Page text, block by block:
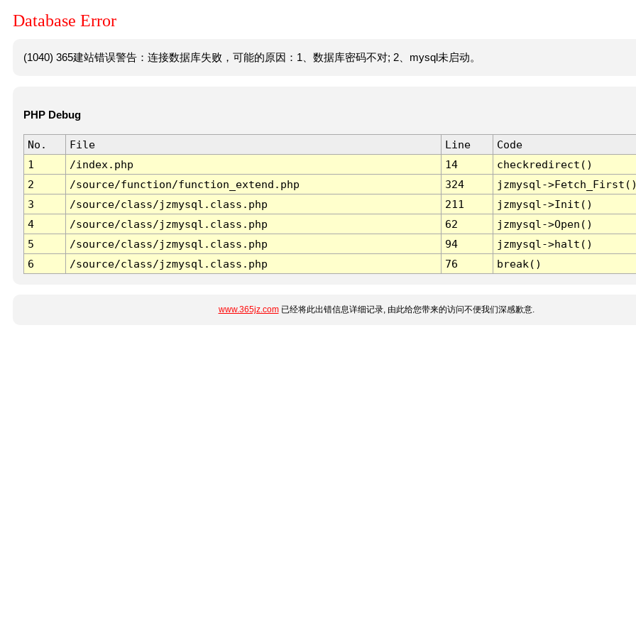
Database Error
(1040) 365建站错误警告：连接数据库失败，可能的原因：1、数据库密码不对; 2、mysql未启动。
PHP Debug
No. File Line
Code
1
/index.php 14
checkredirect()
2
/source/function/function_extend.php 324
jzmysql-
3
/source/class/jzmysql.class.php 211
jzmysql->Init()
4
/source/class/jzmysql.class.php 62
jzmysql->Open()
5
/source/class/jzmysql.class.php 94
jzmysql->halt()
6
/source/class/jzmysql.class.php 76 break()
www.365jz.com已经将此出错信息详细记录, 由此给您带来的访问不便我们深感歉意.